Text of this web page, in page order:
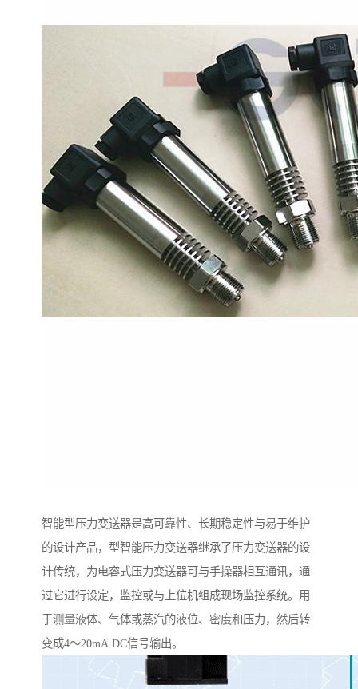
智能型压力变送器是高可靠性、长期稳定性与易于维护
的设计产品，型智能压力变送器继承了压力变送器的设
计传统，为电容式压力变送器可与手操器相互通讯，通
过它进行设定，监控或与上位机组成现场监控系统。用
于测量液体、气体或蒸汽的液位、密度和压力，然后转
变成4～20mA DC信号输出。